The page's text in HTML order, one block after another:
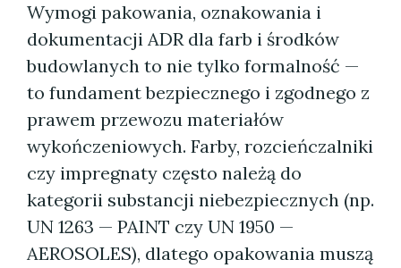
Wymogi pakowania, oznakowania i
dokumentacji ADR dla farb i środków
budowlanych to nie tylko formalność —
to fundament bezpiecznego i zgodnego z
prawem przewozu materiałów
wykończeniowych. Farby, rozcieńczalniki
czy impregnaty często należą do
kategorii substancji niebezpiecznych (np.
UN 1263 — PAINT czy UN 1950 —
AEROSOLES), dlatego opakowania muszą